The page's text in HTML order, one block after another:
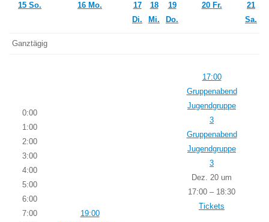
15 So. 16 Mo.
17
Di.
18
Mi.
19
Do.
20 Fr.
21
Sa.
Ganztägig
0:00
1:00
2:00
3:00
4:00
5:00
6:00
7:00
19:00
17:00
Gruppenabend
Jugendgruppe
3
Gruppenabend
Jugendgruppe
3
Dez. 20 um
17:00 – 18:30
Tickets